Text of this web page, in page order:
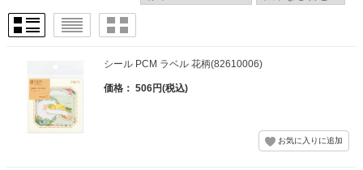
シール PCM ラベル 花柄(82610006)
価格： 506円(税込)